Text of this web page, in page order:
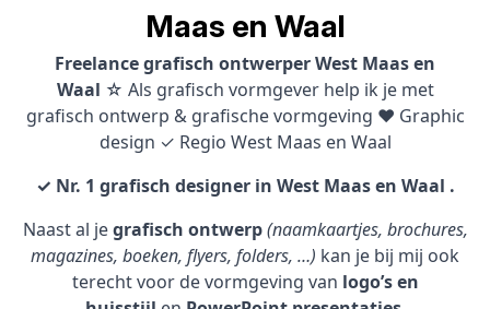
Maas en Waal
Freelance grafisch ontwerper West Maas en
Waal ☆ Als grafisch vormgever help ik je met
grafisch ontwerp & grafische vormgeving ♥ Graphic
design ✓ Regio West Maas en Waal
✓ Nr. 1 grafisch designer in West Maas en Waal .
Naast al jegrafisch ontwerp (naamkaartjes, brochures,
magazines, boeken, flyers, folders, …) kan je bij mij ook
terecht voor de vormgeving van logo’s en